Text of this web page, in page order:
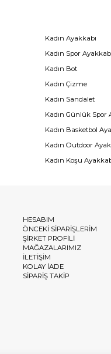
Kadın Ayakkabı
Kadın Spor
Kadın Bot
Kadın Çizme
Kadın Sandalet
Kadın Günlük Spor
Kadın Basketbol
Kadın Outdoor
Kadın Koşu
HESABIM
ÖNCEKİ SİPARİŞLERİM
ŞİRKET PROFİLİ
MAĞAZALARIMIZ
İLETİŞİM
KOLAY İADE
SİPARİŞ TAKİP